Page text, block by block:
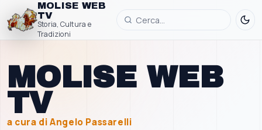
MOLISE WEB
TV
Storia, Cultura e
Tradizioni
MOLISE WEB
TV
a cura di Angelo Passarelli